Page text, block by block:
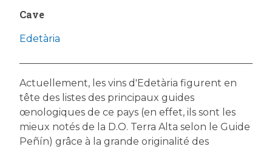
Cave
Edetària
Actuellement, les vins d'Edetària figurent en
tête des listes des principaux guides
œnologiques de ce pays (en effet, ils sont les
mieux notés de la D.O. Terra Alta selon le Guide
Peñín) grâce à la grande originalité des